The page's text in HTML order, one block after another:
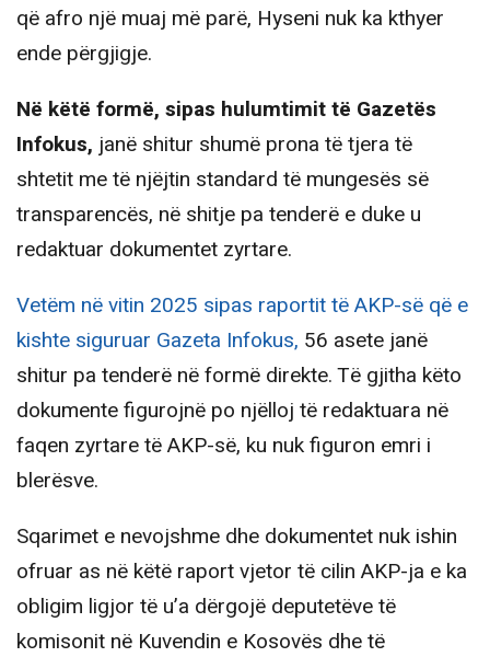
që afro një muaj më parë, Hyseni nuk ka kthyer
ende përgjigje.
Në këtë formë, sipas hulumtimit të Gazetës
Infokus, janë shitur shumë prona të tjera të
shtetit me të njëjtin standard të mungesës së
transparencës, në shitje pa tenderë e duke u
redaktuar dokumentet zyrtare.
Vetëm në vitin 2025 sipas raportit të AKP-së që e
kishte siguruar Gazeta Infokus, 56 asete janë
shitur pa tenderë në formë direkte. Të gjitha këto
dokumente figurojnë po njëlloj të redaktuara në
faqen zyrtare të AKP-së, ku nuk figuron emri i
blerësve.
Sqarimet e nevojshme dhe dokumentet nuk ishin
ofruar as në këtë raport vjetor të cilin AKP-ja e ka
obligim ligjor të u’a dërgojë deputetëve të
komisonit në Kuvendin e Kosovës dhe të